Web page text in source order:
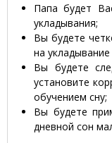
Папа будет
укладывания;
Вы будете
на
Вы будете
установите
обучением сну;
Вы будете
дневной сон